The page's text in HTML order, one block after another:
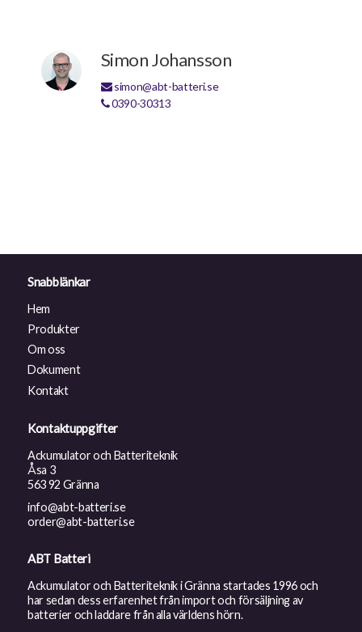
Simon Johansson
simon@abt-batteri.se
0390-30313
Snabblänkar
Hem
Produkter
Om oss
Dokument
Kontakt
Kontaktuppgifter
Ackumulator och Batteriteknik
Åsa 3
563 92 Gränna
info@abt-batteri.se
order@abt-batteri.se
ABT Batteri
Ackumulator och Batteriteknik i Gränna startades 1996 och
har sedan dess erfarenhet från import och försäljning av
batterier och laddare från alla världens hörn.